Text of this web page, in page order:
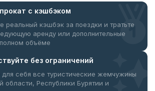
с кэшбэком
реальный кэшбэк за поездки и тратьте
аренду или дополнительные
объёме
без ограничений
для себя все туристические жемчужины
области, Республики Бурятии и